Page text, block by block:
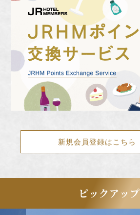
新規会員登録はこちら
ピックアップ